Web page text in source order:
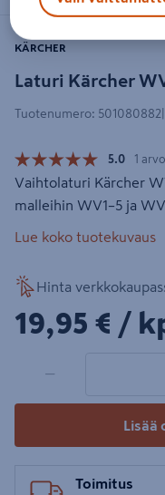
Laturi Kärcher
KÄRCHER
Tuotenumero: 501080882
5.0 1
Vaihtolaturi Kärcher
malleihin WV1–5 ja
Lue koko tuotekuvaus
Hinta
19,95€/kpl
19,95 € /
−
Lisää
Toimitus